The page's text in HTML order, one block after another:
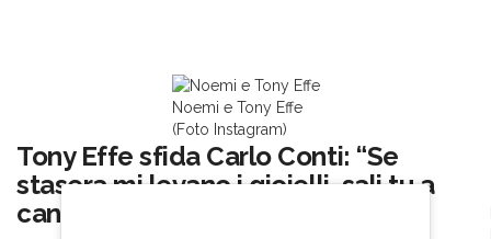
Noemi e Tony Effe
(Foto Instagram)
Tony Effe sfida Carlo Conti: “Se
stasera mi levano i gioielli, sali tu a
cantare”